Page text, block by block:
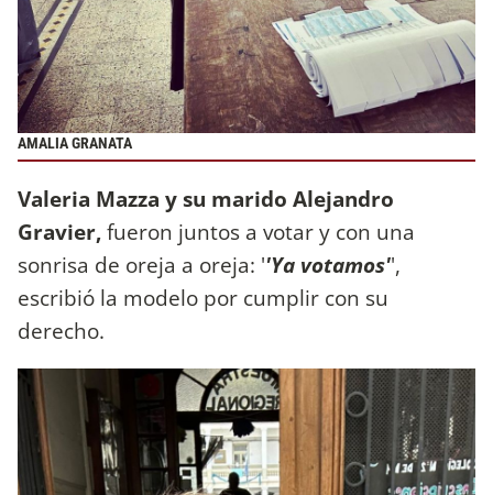
AMALIA GRANATA
Valeria Mazza y su marido Alejandro
Gravier,fueron juntos a votar y con una
sonrisa de oreja a oreja: ''Ya votamos'',
escribió la modelo por cumplir con su
derecho.